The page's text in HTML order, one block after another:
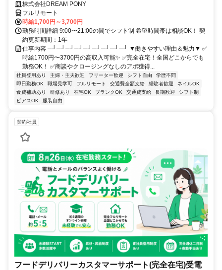
株式会社DREAM PONY
フルリモート
時給1,700円～3,700円
勤務時間詳細 9:00〜21:00の間でシフト制 希望時間帯は相談OK！ 契
約更新期間：1年
仕事内容 ─┘─┘─┘─┘─┘─┘─┘─┘─┘ ▼働きやすい理由＆魅力▼ ✅
時給1700円〜3700円の高収入可能✨ ✅完全在宅！全国どこからでも
勤務OK！ ✅商談やクロージングなしのアポ獲得...
社員登用あり 主婦・主夫歓迎 フリーター歓迎 シフト自由
学歴不問
即日勤務OK
職場見学可 フルリモート 交通費全額支給 経験者歓迎
ネイルOK
食費補助あり
研修あり 在宅OK ブランクOK 交通費支給 長期歓迎
シフト制
ピアスOK
服装自由
契約社員
フードデリバリーカスタマーサポート(完全在宅)受電